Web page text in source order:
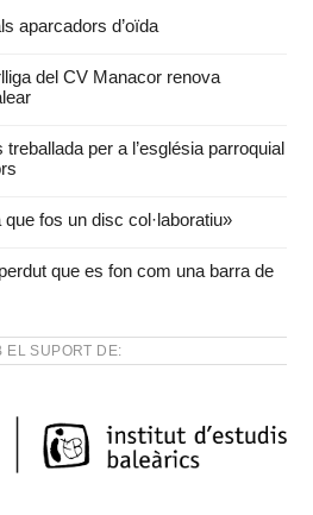
aparcadors d’oïda
del CV Manacor renova
treballada per a l’església parroquial
fos un disc col·laboratiu»
que es fon com una barra de
EL SUPORT DE: